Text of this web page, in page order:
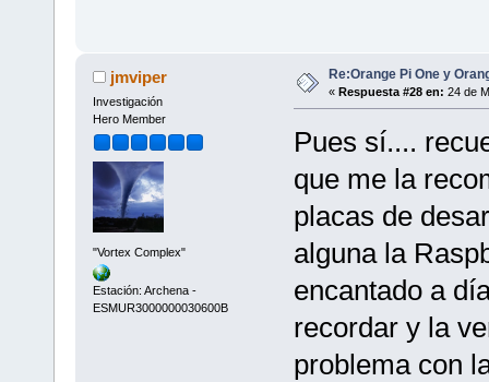
jmviper
Investigación
Hero Member
"Vortex Complex"
Estación: Archena -
ESMUR3000000030600B
Re:Orange Pi One y
« Respuesta #28 en: 24 de
Pues sí....
que me la
placas de
alguna la
encantado a
recordar y la
problema con